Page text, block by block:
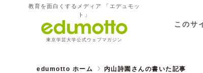
教育を面白くするメディア 「エデュモッ
ト」
東京学芸大学公式ウェブマガジン
このサ
edumotto ホーム 内山詩園さんの書いた記事